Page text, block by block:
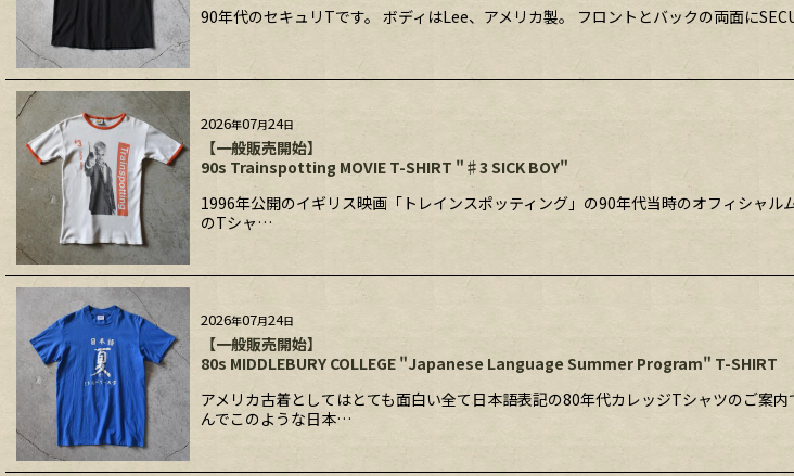
90年代のセキュリTです。 ボディはLee、アメリカ製。 フロントとバックの両面に
2026年07月24日
【一般販売開始】
90s Trainspotting MOVIE T-SHIRT "♯3 SICK BOY"
1996年公開のイギリス映画「トレインスポッティング」の90年代当時のオフィシャ
のTシャ…
2026年07月24日
【一般販売開始】
80s MIDDLEBURY COLLEGE "Japanese Language Summer Program" T-SHIRT
アメリカ古着としてはとても面白い全て日本語表記の80年代カレッジTシャツのご案
んでこのような日本…